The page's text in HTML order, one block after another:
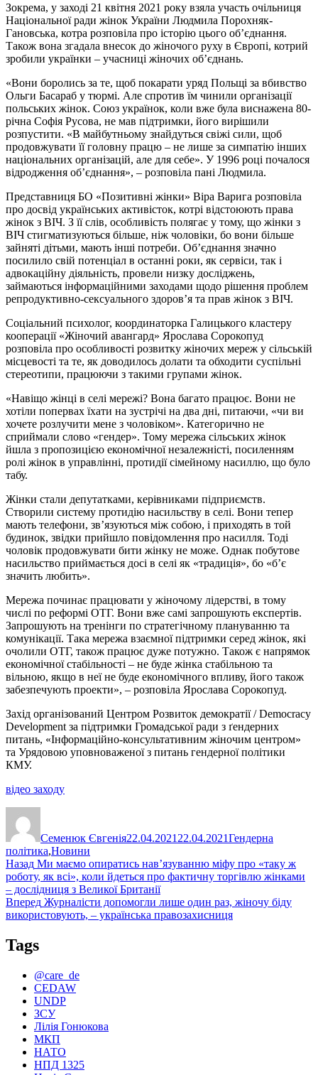
Зокрема, у заході 21 квітня 2021 року взяла участь очільниця
Національної ради жінок України Людмила Порохняк-
Гановська, котра розповіла про історію цього об’єднання.
Також вона згадала внесок до жіночого руху в Європі, котрий
зробили українки – учасниці жіночих об’єднань.
«Вони боролись за те, щоб покарати уряд Польщі за вбивство
Ольги Басараб у тюрмі. Але спротив їм чинили організації
польських жінок. Союз українок, коли вже була виснажена 80-
річна Софія Русова, не мав підтримки, його вирішили
розпустити. «В майбутньому знайдуться свіжі сили, щоб
продовжувати її головну працю – не лише за симпатію інших
національних організацій, але для себе». У 1996 році почалося
відродження об’єднання», – розповіла пані Людмила.
Представниця БО «Позитивні жінки» Віра Варига розповіла
про досвід українських активісток, котрі відстоюють права
жінок з ВІЧ. З її слів, особливість полягає у тому, що жінки з
ВІЧ стигматизуються більше, ніж чоловіки, бо вони більше
зайняті дітьми, мають інші потреби. Об’єднання значно
посилило свій потенціал в останні роки, як сервіси, так і
адвокаційну діяльність, провели низку досліджень,
займаються інформаційними заходами щодо рішення проблем
репродуктивно-сексуального здоров’я та прав жінок з ВІЧ.
Соціальний психолог, координаторка Галицького кластеру
кооперації «Жіночий авангард» Ярослава Сорокопуд
розповіла про особливості розвитку жіночих мереж у сільській
місцевості та те, як доводилось долати та обходити суспільні
стереотипи, працюючи з такими групами жінок.
«Навіщо жінці в селі мережі? Вона багато працює. Вони не
хотіли попервах їхати на зустрічі на два дні, питаючи, «чи ви
хочете розлучити мене з чоловіком». Категорично не
сприймали слово «гендер». Тому мережа сільських жінок
йшла з пропозицією економічної незалежністі, посиленням
ролі жінок в управлінні, протидії сімейному насиллю, що було
табу.
Жінки стали депутатками, керівниками підприємств.
Створили систему протидію насильству в селі. Вони тепер
мають телефони, зв’язуються між собою, і приходять в той
будинок, звідки прийшло повідомлення про насилля. Тоді
чоловік продовжувати бити жінку не може. Однак побутове
насильство приймається досі в селі як «традиція», бо «б’є
значить любить».
Мережа починає працювати у жіночому лідерстві, в тому
числі по реформі ОТГ. Вони вже самі запрошують експертів.
Запрошують на тренінги по стратегічному плануванню та
комунікації. Така мережа взаємної підтримки серед жінок, які
очолили ОТГ, також працює дуже потужно. Також є напрямок
економічної стабільності – не буде жінка стабільною та
вільною, якщо в неї не буде економічного впливу, його також
забезпечують проекти», – розповіла Ярослава Сорокопуд.
Захід організований Центром Розвиток демократії / Democracy
Development за підтримки Громадської ради з ґендерних
питань, «Інформаційно-консультативним жіночим центром»
та Урядовою уповноваженої з питань гендерної політики
КМУ.
відео заходу
Семенюк Євгенія22.04.2021 22.04.2021Гендерна
політика,Новини
Навігація
записів
Назад Попередній
запис:
Ми маємо опиратись нав’язуванню міфу про «таку ж
роботу, як всі», коли йдеться про фактичну торгівлю жінками
– дослідниця з Великої Британії
Вперед Наступний
запис:
Журналісти допомогли лише один раз, жіночу біду
використовують, – українська правозахисниця
Tags
@care_de
CEDAW
UNDP
ЗСУ
Лілія Гонюкова
МКП
НАТО
НПД 1325